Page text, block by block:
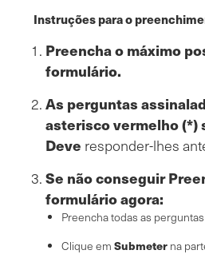
Instruções para o
Preencha o máximo
formulário.
As perguntas
asterisco vermelho (*)
Deve responder-lhes
Se não conseguir
formulário agora:
Preencha todas as
Clique em Submeter na